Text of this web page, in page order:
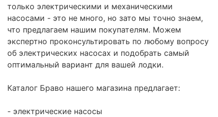
только электрическими и механическими
насосами - это не много, но зато мы точно знаем,
что предлагаем нашим покупателям. Можем
экспертно проконсультировать по любому вопросу
об электрических насосах и подобрать самый
оптимальный вариант для вашей лодки.
Каталог Браво нашего магазина предлагает:
- электрические насосы